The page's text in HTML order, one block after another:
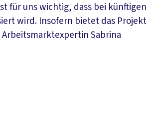
für uns wichtig, dass bei künftigen
wird. Insofern bietet das Projekt
Sabrina